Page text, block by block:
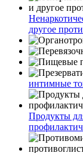
другое
интимные
Продукты